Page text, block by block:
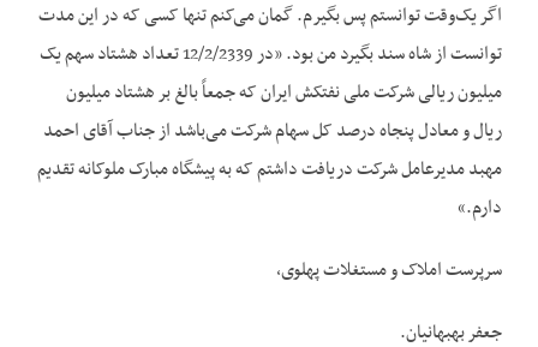
اگر یک‌وقت توانستم پس بگیرم. گمان می‌کنم تنها کسی که در این مدت
توانست از شاه سند بگیرد من بود. «در 12/2/2339 تعداد هشتاد سهم یک
میلیون ریالی شرکت ملی نفتکش ایران که جمعاً بالغ بر هشتاد میلیون
ریال و معادل پنجاه درصد کل سهام شرکت می‌باشد از جناب آقای احمد
مهبد مدیرعامل شرکت دریافت داشتم که به پیشگاه مبارک ملوکانه تقدیم
دارم.»
سرپرست املاک و مستغلات پهلوی،
جعفر بهبهانیان.